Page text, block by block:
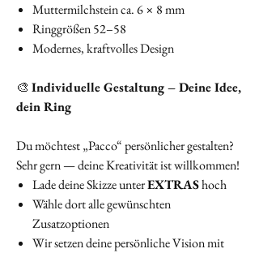
Muttermilchstein ca. 6 × 8 mm
Ringgrößen 52–58
Modernes, kraftvolles Design
🎨 Individuelle Gestaltung – Deine Idee,
dein Ring
Du möchtest „Pacco“ persönlicher gestalten?
Sehr gern — deine Kreativität ist willkommen!
Lade deine Skizze unterEXTRAShoch
Wähle dort alle gewünschten
Zusatzoptionen
Wir setzen deine persönliche Vision mit